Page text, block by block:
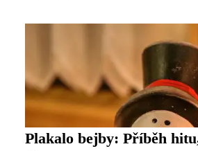
Plakalo bejby: Příběh